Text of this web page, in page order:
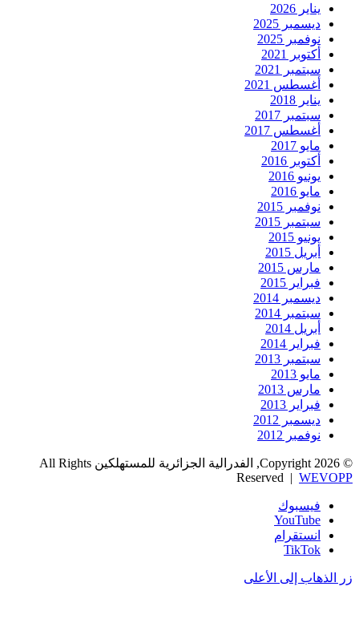
يناير 2026
ديسمبر 2025
نوفمبر 2025
أكتوبر 2021
سبتمبر 2021
أغسطس 2021
يناير 2018
سبتمبر 2017
أغسطس 2017
مايو 2017
أكتوبر 2016
يونيو 2016
مايو 2016
نوفمبر 2015
سبتمبر 2015
يونيو 2015
أبريل 2015
مارس 2015
فبراير 2015
ديسمبر 2014
سبتمبر 2014
أبريل 2014
فبراير 2014
سبتمبر 2013
مايو 2013
مارس 2013
فبراير 2013
ديسمبر 2012
نوفمبر 2012
© Copyright 2026, الفدرالية الجزائرية للمستهلكين All Rights
Reserved | WEVOPP
فيسبوك
‫YouTube
انستقرام
‫TikTok
زر الذهاب إلى الأعلى